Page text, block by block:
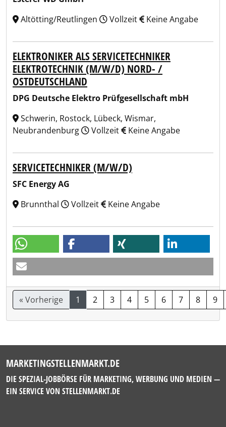
Altötting/Reutlingen
Vollzeit Keine Angabe
ELEKTRONIKER ALS SERVICETECHNIKER
ELEKTROTECHNIK (M/W/D) NORD- /
OSTDEUTSCHLAND
DPG Deutsche Elektro Prüfgesellschaft mbH
Schwerin, Rostock, Lübeck, Wismar,
Neubrandenburg
Vollzeit Keine Angabe
SERVICETECHNIKER (M/W/D)
SFC Energy AG
Brunnthal
Vollzeit Keine Angabe
« Vorherige 1 2 3 4 5 6 7 8 9
MARKETINGSTELLENMARKT.DE
DIE SPEZIAL-JOBBÖRSE FÜR MARKETING, WERBUNG UND MEDIEN —
EIN SERVICE VON STELLENMARKT.DE